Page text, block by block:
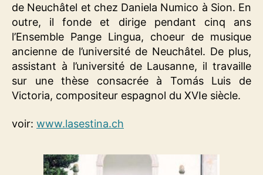
de Neuchâtel et chez Daniela Numico à Sion. En
outre, il fonde et dirige pendant cinq ans
l’Ensemble Pange Lingua, choeur de musique
ancienne de l’université de Neuchâtel. De plus,
assistant à l’université de Lausanne, il travaille
sur une thèse consacrée à Tomás Luis de
Victoria, compositeur espagnol du XVIe siècle.
voir: www.lasestina.ch